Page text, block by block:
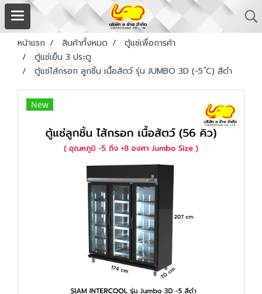
หน้าแรก สินค้าทั้งหมด
ตู้แช่เพื่อการค้า
ตู้แช่เย็น 3 ประตู
ตู้แช่ไส้กรอก ลูกชิ้น เนื้อสัตว์ รุ่น JUMBO 3D (-5 ํC) สีดำ
New